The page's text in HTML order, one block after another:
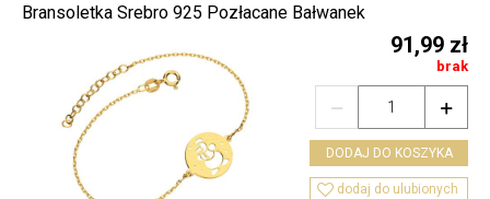
Bransoletka Srebro 925 Pozłacane Bałwanek
91,99 zł
brak


DODAJ DO KOSZYKA
 dodaj do ulubionych